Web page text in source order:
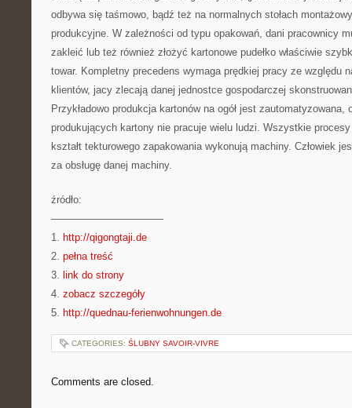
odbywa się taśmowo, bądź też na normalnych stołach
produkcyjne. W zależności od typu opakowań, dani pracownicy
zakleić lub też również złożyć kartonowe pudełko właściwie
towar. Kompletny precedens wymaga prędkiej pracy ze względu
klientów, jacy zlecają danej jednostce gospodarczej
Przykładowo produkcja kartonów na ogół jest zautomatyzowana,
produkujących kartony nie pracuje wielu ludzi. Wszystkie
kształt tekturowego zapakowania wykonują machiny. Człowiek
za obsługę danej machiny.
źródło:
———————————
1. http://qigongtaji.de
2. pełna treść
3. link do strony
4. zobacz szczegóły
5. http://quednau-ferienwohnungen.de
CATEGORIES: ŚLUBNY SAVOIR-VIVRE
Comments are closed.